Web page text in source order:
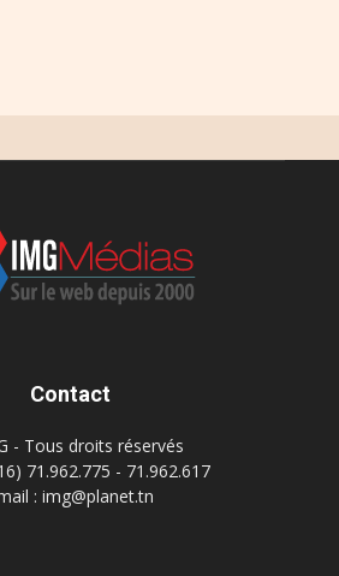
Contact
- Tous droits réservés
71.962.775 - 71.962.617
: img@planet.tn